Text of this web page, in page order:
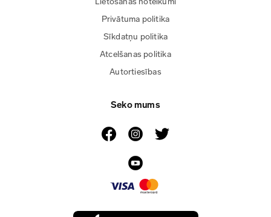
Privātuma politika
Sīkdatņu politika
Atcelšanas politika
Autortiesības
Seko mums